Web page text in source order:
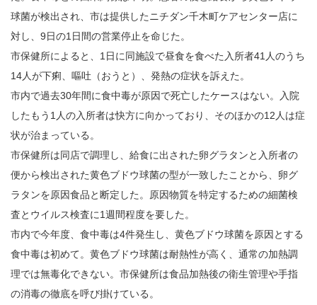
球菌が検出され、市は提供したニチダン千木町ケアセンター店に
対し、9日の1日間の営業停止を命じた。
市保健所によると、1日に同施設で昼食を食べた入所者41人のうち
14人が下痢、嘔吐（おうと）、発熱の症状を訴えた。
市内で過去30年間に食中毒が原因で死亡したケースはない。入院
したもう1人の入所者は快方に向かっており、そのほかの12人は症
状が治まっている。
市保健所は同店で調理し、給食に出された卵グラタンと入所者の
便から検出された黄色ブドウ球菌の型が一致したことから、卵グ
ラタンを原因食品と断定した。原因物質を特定するための細菌検
査とウイルス検査に1週間程度を要した。
市内で今年度、食中毒は4件発生し、黄色ブドウ球菌を原因とする
食中毒は初めて。黄色ブドウ球菌は耐熱性が高く、通常の加熱調
理では無毒化できない。市保健所は食品加熱後の衛生管理や手指
の消毒の徹底を呼び掛けている。